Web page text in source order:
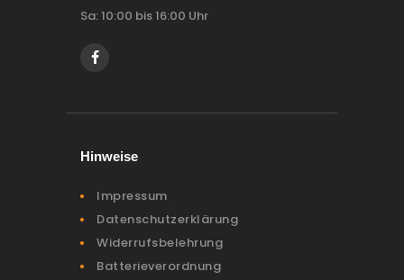
Sa: 10:00 bis 16:00 Uhr
Hinweise
Impressum
Datenschutzerklärung
Widerrufsbelehrung
Batterieverordnung